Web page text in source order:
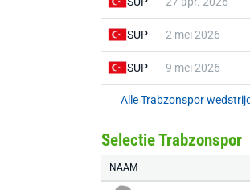
SUP 2 mei 2026
SUP 9 mei 2026
Alle Trabzonspor
Selectie Trabzonspor
NAAM